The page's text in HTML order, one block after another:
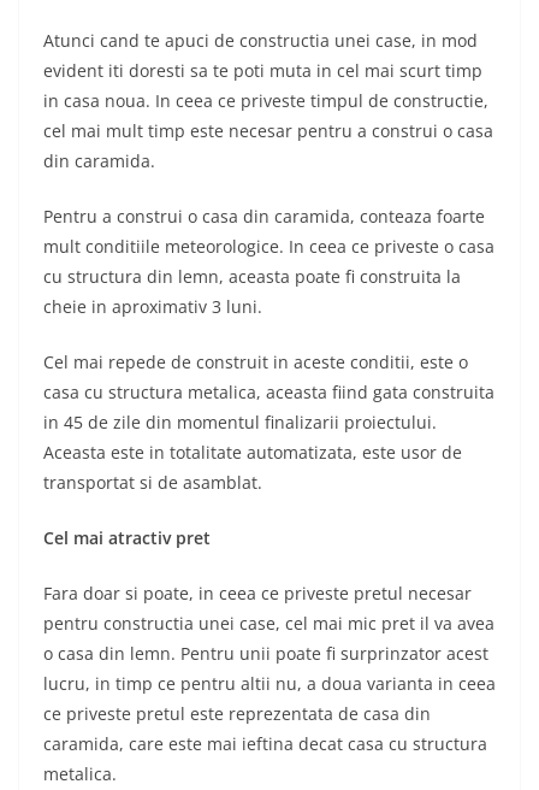
Atunci cand te apuci de constructia unei case, in mod
evident iti doresti sa te poti muta in cel mai scurt timp
in casa noua. In ceea ce priveste timpul de constructie,
cel mai mult timp este necesar pentru a construi o casa
din caramida.
Pentru a construi o casa din caramida, conteaza foarte
mult conditiile meteorologice. In ceea ce priveste o casa
cu structura din lemn, aceasta poate fi construita la
cheie in aproximativ 3 luni.
Cel mai repede de construit in aceste conditii, este o
casa cu structura metalica, aceasta fiind gata construita
in 45 de zile din momentul finalizarii proiectului.
Aceasta este in totalitate automatizata, este usor de
transportat si de asamblat.
Cel mai atractiv pret
Fara doar si poate, in ceea ce priveste pretul necesar
pentru constructia unei case, cel mai mic pret il va avea
o casa din lemn. Pentru unii poate fi surprinzator acest
lucru, in timp ce pentru altii nu, a doua varianta in ceea
ce priveste pretul este reprezentata de casa din
caramida, care este mai ieftina decat casa cu structura
metalica.